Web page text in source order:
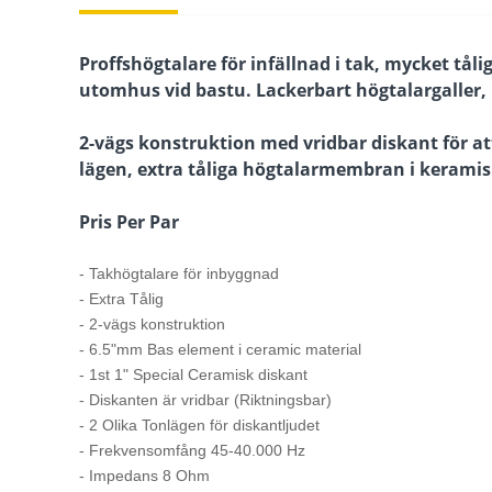
Proffshögtalare för infällnad i tak, mycket
utomhus vid bastu. Lackerbart
2-vägs konstruktion med vridbar diskant för
lägen, extra tåliga högtalarmembran i
Pris Per Par
- Takhögtalare för inbyggnad
- Extra Tålig
- 2-vägs konstruktion
- 6.5"mm Bas element i ceramic material
- 1st 1" Special Ceramisk diskant
- Diskanten är vridbar (Riktningsbar)
- 2 Olika Tonlägen för diskantljudet
- Frekvensomfång 45-40.000 Hz
- Impedans 8 Ohm